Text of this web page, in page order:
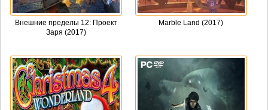
Внешние пределы 12: Проект
Заря (2017)
Marble Land (2017)